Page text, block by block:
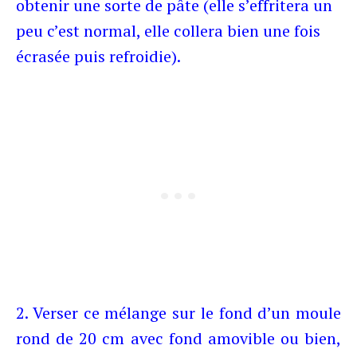
obtenir une sorte de pâte (elle s’effritera un
peu c’est normal, elle collera bien une fois
écrasée puis refroidie).
2. Verser ce mélange sur le fond d’un moule
rond de 20 cm avec fond amovible ou bien,